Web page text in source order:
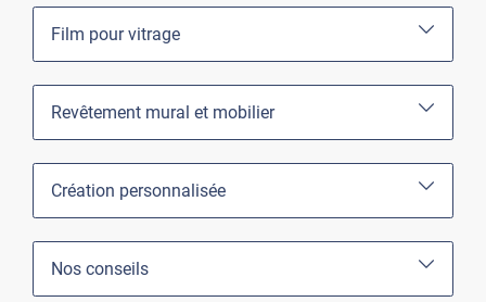
Film pour vitrage
Revêtement mural et mobilier
Création personnalisée
Nos conseils